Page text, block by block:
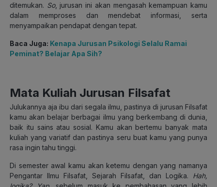
ditemukan. So, jurusan ini akan mengasah kemampuan kamu
dalam memproses dan mendebat informasi, serta
menyampaikan pendapat dengan tepat.
Baca Juga: Kenapa Jurusan Psikologi Selalu Ramai
Peminat? Belajar Apa Sih?
Mata Kuliah Jurusan Filsafat
Julukannya aja ibu dari segala ilmu, pastinya di jurusan Filsafat
kamu akan belajar berbagai ilmu yang berkembang di dunia,
baik itu sains atau sosial. Kamu akan bertemu banyak mata
kuliah yang variatif dan pastinya seru buat kamu yang punya
rasa ingin tahu tinggi.
Di semester awal kamu akan ketemu dengan yang namanya
Pengantar Ilmu Filsafat, Sejarah Filsafat, dan Logika. Hah,